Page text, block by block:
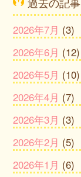
2026年7月 (3)
2026年6月 (12)
2026年5月 (10)
2026年4月 (7)
2026年3月 (3)
2026年2月 (5)
2026年1月 (6)